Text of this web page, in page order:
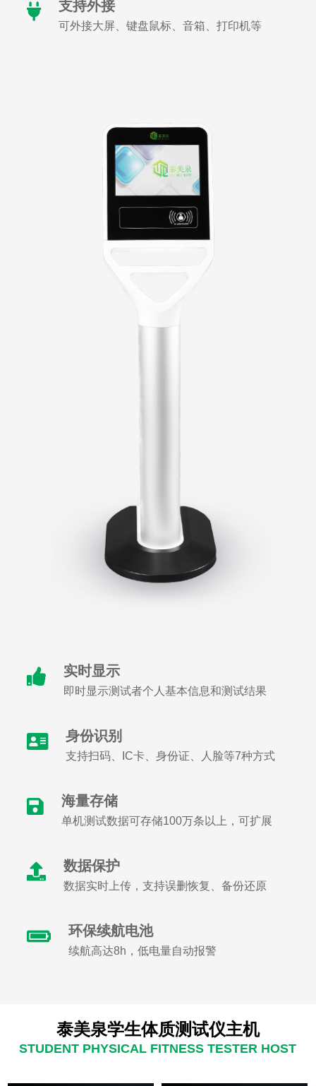
支持外接
可外接大屏、键盘鼠标、音箱、打印机等
实时显示
即时显示测试者个人基本信息和测试结果
身份识别
支持扫码、IC卡、身份证、人脸等7种方式
海量存储
单机测试数据可存储100万条以上，可扩展
数据保护
数据实时上传，支持误删恢复、备份还原
环保续航电池
续航高达8h，低电量自动报警
泰美泉学生体质测试仪主机
STUDENT PHYSICAL FITNESS TESTER HOST